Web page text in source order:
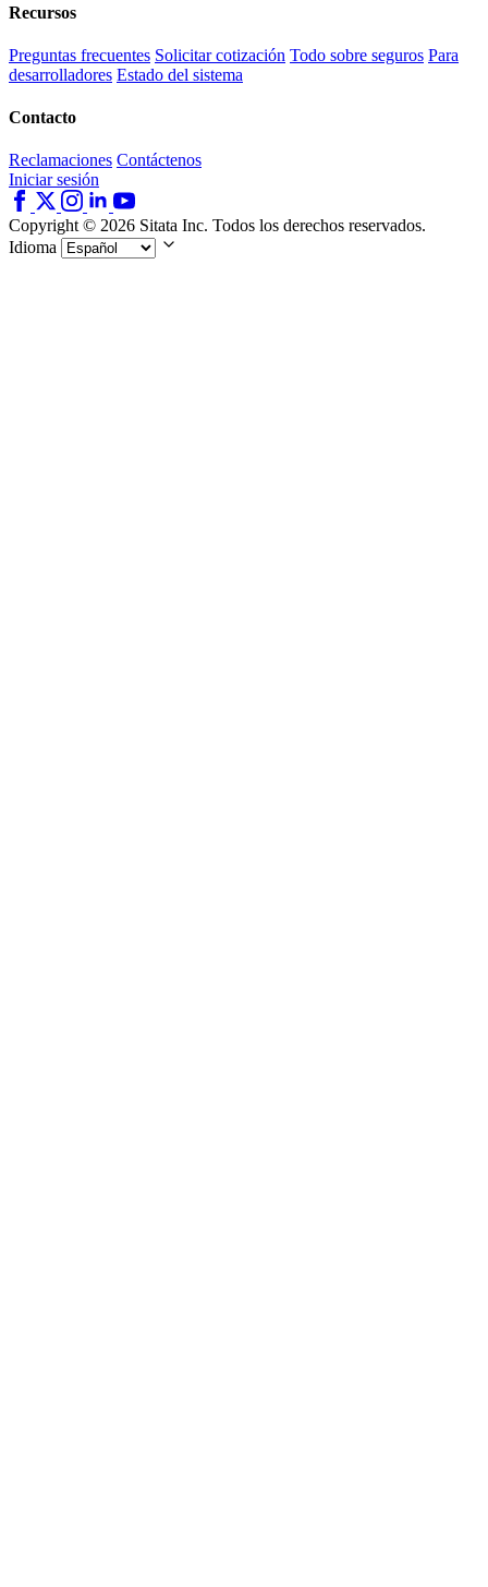
Recursos
Preguntas frecuentes Solicitar cotización Todo sobre seguros Para
desarrolladores Estado del sistema
Contacto
Reclamaciones Contáctenos
Iniciar sesión
Copyright © 2026 Sitata Inc. Todos los derechos reservados.
Idioma